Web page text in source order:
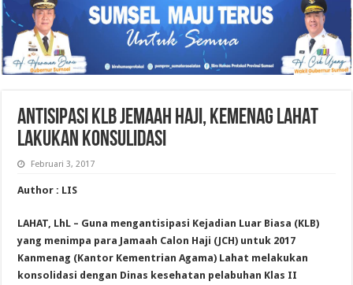
ANTISIPASI KLB JEMAAH HAJI, KEMENAG LAHAT
LAKUKAN KONSULIDASI
Februari 3, 2017
Author : LIS
LAHAT, LhL – Guna mengantisipasi Kejadian Luar Biasa (KLB)
yang menimpa para Jamaah Calon Haji (JCH) untuk 2017
Kanmenag (Kantor Kementrian Agama) Lahat melakukan
konsolidasi dengan Dinas kesehatan pelabuhan Klas II